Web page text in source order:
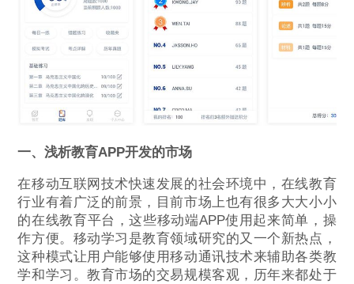
一、浅析教育APP开发的市场
在移动互联网技术快速发展的社会环境中，在线教育
行业有着广泛的前景，目前市场上也有很多大大小小
的在线教育平台，这些移动端APP使用起来简单，操
作方便。移动学习是教育领域研究的又一个新热点，
这种模式让用户能够使用移动通讯技术来辅助各类教
学和学习。教育市场的交易规模客观，历年来都处于